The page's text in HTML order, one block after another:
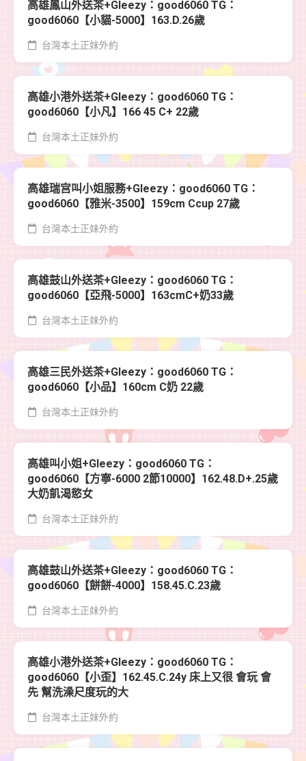
高雄鳳山外送茶+Gleezy：good6060 TG：
good6060【小貓-5000】163.D.26歲
台灣本土正妹外約
高雄小港外送茶+Gleezy：good6060 TG：
good6060【小凡】166 45 C+ 22歲
台灣本土正妹外約
高雄瑞宫叫小姐服務+Gleezy：good6060 TG：
good6060【雅米-3500】159cm Ccup 27歲
台灣本土正妹外約
高雄鼓山外送茶+Gleezy：good6060 TG：
good6060【亞飛-5000】163cmC+奶33歲
台灣本土正妹外約
高雄三民外送茶+Gleezy：good6060 TG：
good6060【小品】160cm C奶 22歲
台灣本土正妹外約
高雄叫小姐+Gleezy：good6060 TG：
good6060【方寧-6000 2節10000】162.48.D+.25歲
大奶飢渴慾女
台灣本土正妹外約
高雄鼓山外送茶+Gleezy：good6060 TG：
good6060【餅餅-4000】158.45.C.23歲
台灣本土正妹外約
高雄小港外送茶+Gleezy：good6060 TG：
good6060【小歪】162.45.C.24y 床上又很 會玩 會
先 幫洗澡尺度玩的大
台灣本土正妹外約